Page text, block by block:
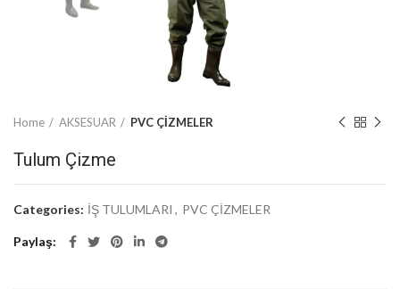
Home AKSESUAR PVC ÇİZMELER
Tulum Çizme
Categories: İŞ TULUMLARI , PVC ÇİZMELER
Paylaş